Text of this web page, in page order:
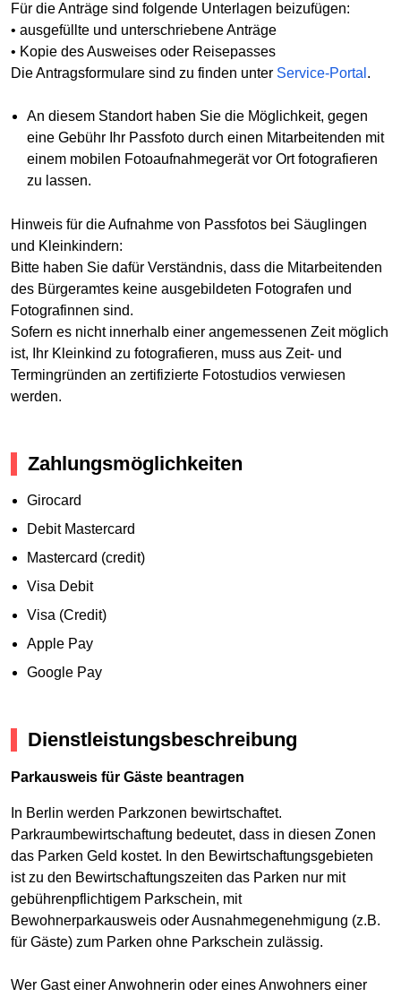
Für die Anträge sind folgende Unterlagen beizufügen:
• ausgefüllte und unterschriebene Anträge
• Kopie des Ausweises oder Reisepasses
Die Antragsformulare sind zu finden unter Service-Portal .
An diesem Standort haben Sie die Möglichkeit, gegen
eine Gebühr Ihr Passfoto durch einen Mitarbeitenden mit
einem mobilen Fotoaufnahmegerät vor Ort fotografieren
zu lassen.
Hinweis für die Aufnahme von Passfotos bei Säuglingen
und Kleinkindern:
Bitte haben Sie dafür Verständnis, dass die Mitarbeitenden
des Bürgeramtes keine ausgebildeten Fotografen und
Fotografinnen sind.
Sofern es nicht innerhalb einer angemessenen Zeit möglich
ist, Ihr Kleinkind zu fotografieren, muss aus Zeit- und
Termingründen an zertifizierte Fotostudios verwiesen
werden.
Zahlungsmöglichkeiten
Girocard
Debit Mastercard
Mastercard (credit)
Visa Debit
Visa (Credit)
Apple Pay
Google Pay
Dienstleistungsbeschreibung
Parkausweis für Gäste beantragen
In Berlin werden Parkzonen bewirtschaftet.
Parkraumbewirtschaftung bedeutet, dass in diesen Zonen
das Parken Geld kostet. In den Bewirtschaftungsgebieten
ist zu den Bewirtschaftungszeiten das Parken nur mit
gebührenpflichtigem Parkschein, mit
Bewohnerparkausweis oder Ausnahmegenehmigung (z.B.
für Gäste) zum Parken ohne Parkschein zulässig.
Wer Gast einer Anwohnerin oder eines Anwohners einer